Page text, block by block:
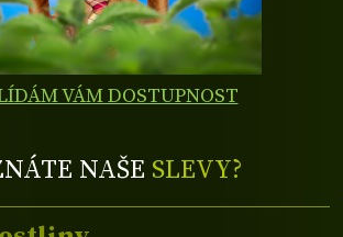
VÁM DOSTUPNOST
NAŠE SLEVY?